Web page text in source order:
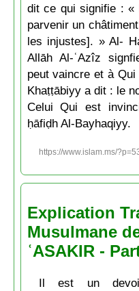
dit ce qui signifie : «
parvenir un
les injustes]. » Al-
Allāh Al-ʿAzîz
peut vaincre et à
Khaṭṭābiyy a dit : le
Celui Qui est
ḥāfiḍh Al-Bayhaqiyy.
https://www.islam.ms/
Explication
Musulmane
ʿASAKIR -
Il est un